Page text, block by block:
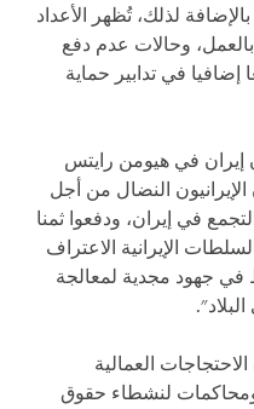
لذلك، تُظهر الأعداد
بالعمل، وحالات عدم دفع
في تدابير حماية
إيران في هيومن رايتس
النضال من أجل
في إيران، ودفعوا ثمنا
الإيرانية الاعتراف
في جهود مجدية لمعالجة
العمالية
ومحاكمات لنشطاء حقوق